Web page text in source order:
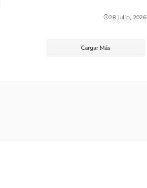
28 julio, 2026
Cargar Más